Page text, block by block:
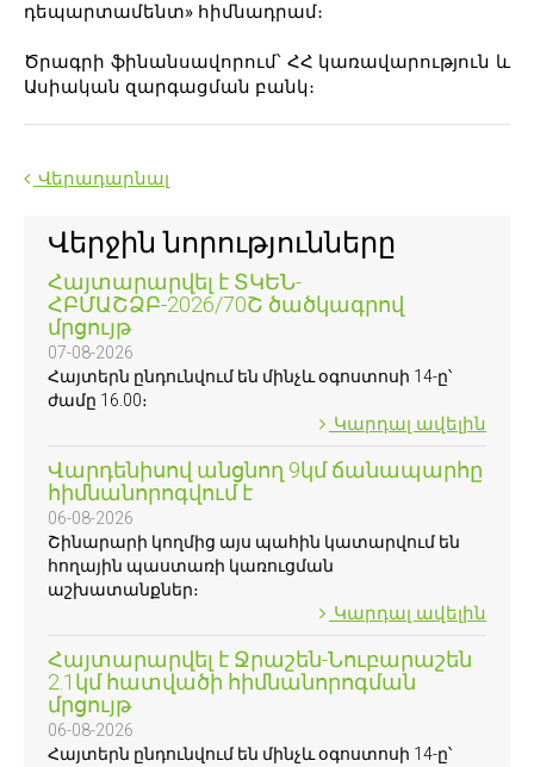
դեպարտամենտ» հիմնադրամ։
Ծրագրի ֆինանսավորում՝ ՀՀ կառավարություն և
Ասիական զարգացման բանկ։
Վերադարնալ
Վերջին նորությունները
Հայտարարվել է ՏԿԵՆ-
ՀԲՄԱՇՁԲ-2026/70Շ ծածկագրով
մրցույթ
07-08-2026
Հայտերն ընդունվում են մինչև օգոստոսի 14-ը՝
ժամը 16.00։
Կարդալ ավելին
Վարդենիսով անցնող 9կմ ճանապարհը
հիմնանորոգվում է
06-08-2026
Շինարարի կողմից այս պահին կատարվում են
հողային պաստառի կառուցման
աշխատանքներ։
Կարդալ ավելին
Հայտարարվել է Ջրաշեն-Նուբարաշեն
2.1կմ հատվածի հիմնանորոգման
մրցույթ
06-08-2026
Հայտերն ընդունվում են մինչև օգոստոսի 14-ը՝